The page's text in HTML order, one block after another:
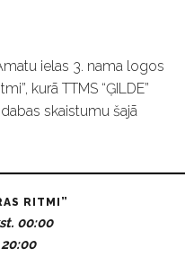
ielas 3. nama logos
kurā TTMS “ĢILDE”
skaistumu šajā
RITMI”
00:00